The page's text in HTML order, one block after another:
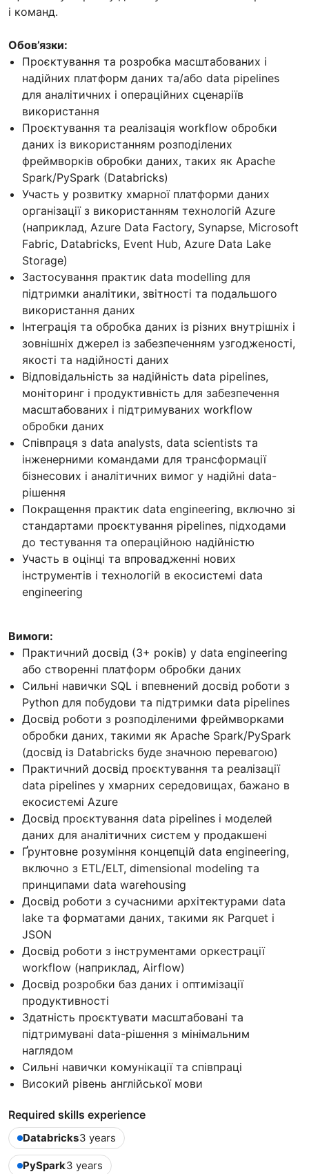
і команд.
Обов’язки:
Проєктування та розробка масштабованих і
надійних платформ даних та/або data pipelines
для аналітичних і операційних сценаріїв
використання
Проєктування та реалізація workflow обробки
даних із використанням розподілених
фреймворків обробки даних, таких як Apache
Spark/PySpark (Databricks)
Участь у розвитку хмарної платформи даних
організації з використанням технологій Azure
(наприклад, Azure Data Factory, Synapse, Microsoft
Fabric, Databricks, Event Hub, Azure Data Lake
Storage)
Застосування практик data modelling для
підтримки аналітики, звітності та подальшого
використання даних
Інтеграція та обробка даних із різних внутрішніх і
зовнішніх джерел із забезпеченням узгодженості,
якості та надійності даних
Відповідальність за надійність data pipelines,
моніторинг і продуктивність для забезпечення
масштабованих і підтримуваних workflow
обробки даних
Співпраця з data analysts, data scientists та
інженерними командами для трансформації
бізнесових і аналітичних вимог у надійні data-
рішення
Покращення практик data engineering, включно зі
стандартами проєктування pipelines, підходами
до тестування та операційною надійністю
Участь в оцінці та впровадженні нових
інструментів і технологій в екосистемі data
engineering
Вимоги:
Практичний досвід (3+ років) у data engineering
або створенні платформ обробки даних
Сильні навички SQL і впевнений досвід роботи з
Python для побудови та підтримки data pipelines
Досвід роботи з розподіленими фреймворками
обробки даних, такими як Apache Spark/PySpark
(досвід із Databricks буде значною перевагою)
Практичний досвід проєктування та реалізації
data pipelines у хмарних середовищах, бажано в
екосистемі Azure
Досвід проєктування data pipelines і моделей
даних для аналітичних систем у продакшені
Ґрунтовне розуміння концепцій data engineering,
включно з ETL/ELT, dimensional modeling та
принципами data warehousing
Досвід роботи з сучасними архітектурами data
lake та форматами даних, такими як Parquet і
JSON
Досвід роботи з інструментами оркестрації
workflow (наприклад, Airflow)
Досвід розробки баз даних і оптимізації
продуктивності
Здатність проєктувати масштабовані та
підтримувані data-рішення з мінімальним
наглядом
Сильні навички комунікації та співпраці
Високий рівень англійської мови
Required skills experience
Databricks3 years
PySpark3 years